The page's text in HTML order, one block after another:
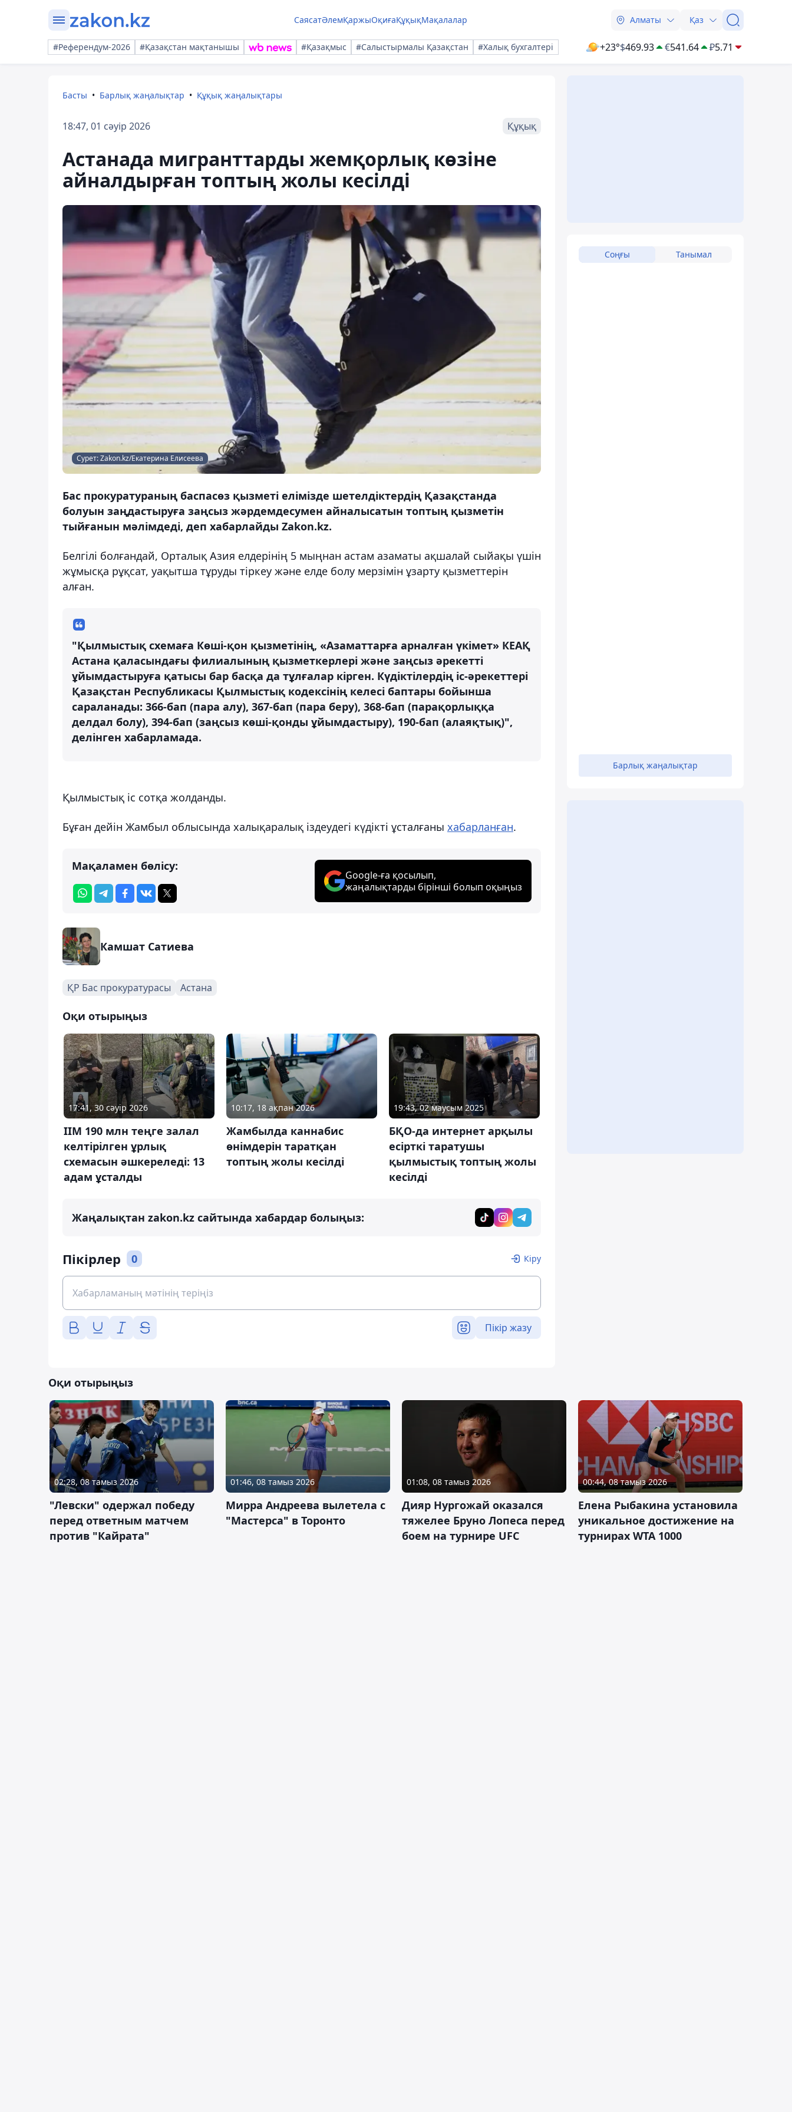
СаясатӘлемҚаржыОқиғаҚұқықМақалалар Алматы Қаз
#Референдум-2026 #Қазақстан мақтанышы #Қазақмыс #Салыстырмалы Қазақстан #Халық бухгалтері +23°$469.93 €541.64 ₽5.71
Басты Барлық жаңалықтар Құқық жаңалықтары
18:47, 01 сәуір 2026 Құқық
Астанада мигранттарды жемқорлық көзіне
айналдырған топтың жолы кесілді
Сурет: Zakon.kz/Екатерина Елисеева
Бас прокуратураның баспасөз қызметі елімізде шетелдіктердің Қазақстанда
болуын заңдастыруға заңсыз жәрдемдесумен айналысатын топтың қызметін
тыйғанын мәлімдеді, деп хабарлайды Zakon.kz.
Белгілі болғандай, Орталық Азия елдерінің 5 мыңнан астам азаматы ақшалай сыйақы үшін
жұмысқа рұқсат, уақытша тұруды тіркеу және елде болу мерзімін ұзарту қызметтерін
алған.
"Қылмыстық схемаға Көші-қон қызметінің, «Азаматтарға арналған үкімет» КЕАҚ
Астана қаласындағы филиалының қызметкерлері және заңсыз әрекетті
ұйымдастыруға қатысы бар басқа да тұлғалар кірген. Күдіктілердің іс-әрекеттері
Қазақстан Республикасы Қылмыстық кодексінің келесі баптары бойынша
сараланады: 366-бап (пара алу), 367-бап (пара беру), 368-бап (парақорлыққа
делдал болу), 394-бап (заңсыз көші-қонды ұйымдастыру), 190-бап (алаяқтық)",
делінген хабарламада.
Қылмыстық іс сотқа жолданды.
Бұған дейін Жамбыл облысында халықаралық іздеудегі күдікті ұсталғаны хабарланған.
Мақаламен бөлісу:
Google-ға қосылып,
жаңалықтарды бірінші болып оқыңыз
Камшат Сатиева
ҚР Бас прокуратурасы Астана
Оқи отырыңыз
17:41, 30 сәуір 2026
ІІМ 190 млн теңге залал
келтірілген ұрлық
схемасын әшкереледі: 13
адам ұсталды
10:17, 18 ақпан 2026
Жамбылда каннабис
өнімдерін таратқан
топтың жолы кесілді
19:43, 02 маусым 2025
БҚО-да интернет арқылы
есірткі таратушы
қылмыстық топтың жолы
кесілді
Жаңалықтан zakon.kz сайтында хабардар болыңыз:
Пікірлер 0 Кіру
Пікір жазу
Соңғы Танымал
Барлық жаңалықтар
Оқи отырыңыз
02:28, 08 тамыз 2026
"Левски" одержал победу
перед ответным матчем
против "Кайрата"
01:46, 08 тамыз 2026
Мирра Андреева вылетела с
"Мастерса" в Торонто
01:08, 08 тамыз 2026
Дияр Нургожай оказался
тяжелее Бруно Лопеса перед
боем на турнире UFC
00:44, 08 тамыз 2026
Елена Рыбакина установила
уникальное достижение на
турнирах WTA 1000